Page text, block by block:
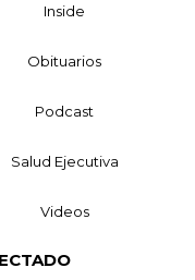
Inside
Obituarios
Podcast
Salud Ejecutiva
Videos